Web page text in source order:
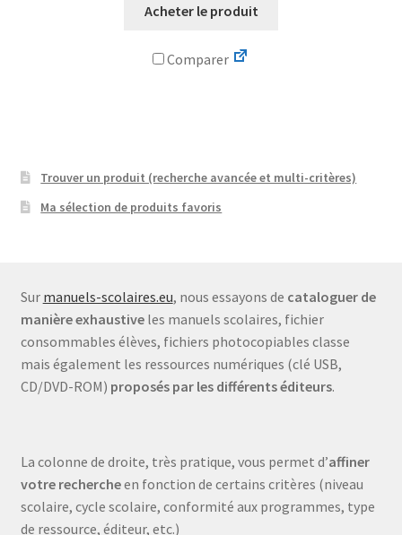
Acheter le produit
Comparer
Trouver un produit (recherche avancée et multi-critères)
Ma sélection de produits favoris
Sur manuels-scolaires.eu, nous essayons de cataloguer de
manière exhaustiveles manuels scolaires, fichier
consommables élèves, fichiers photocopiables classe
mais également les ressources numériques (clé USB,
CD/DVD-ROM) proposés par les différents éditeurs.
La colonne de droite, très pratique, vous permet d’affiner
votre rechercheen fonction de certains critères (niveau
scolaire, cycle scolaire, conformité aux programmes, type
de ressource, éditeur, etc.)